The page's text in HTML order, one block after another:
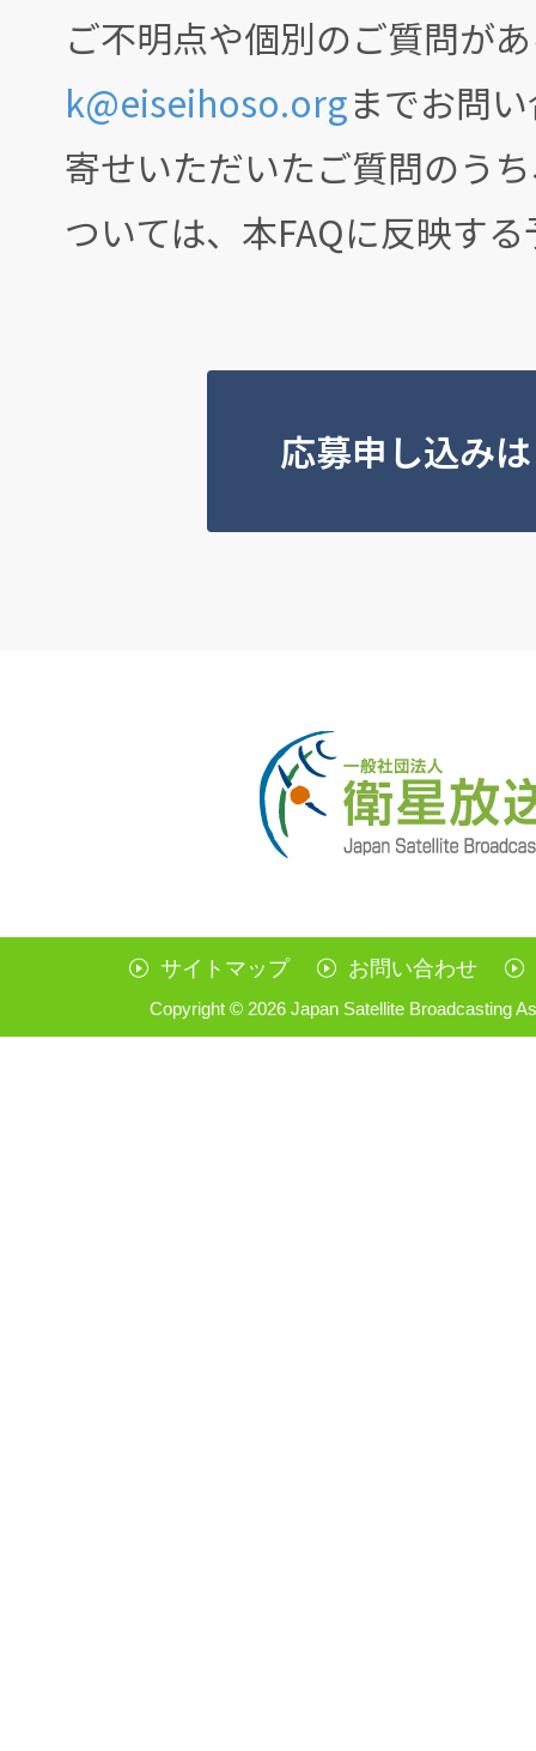
ご不明点や個別のご質問が
k@eiseihoso.orgまでお問
寄せいただいたご質問のう
ついては、本FAQに反映す
応募申し込み
サイトマップ お問い合わせ
Copyright © 2026 Japan Satellite Broadcasting